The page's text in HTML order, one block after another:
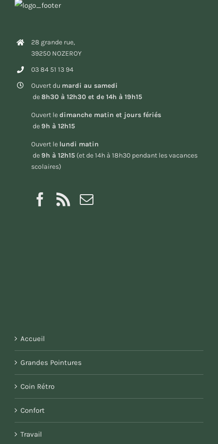
28 grande rue,
39250 NOZEROY
03 84 51 13 94
Ouvert du mardi au samedi
de8h30 à 12h30 et de 14h à 19h15
Ouvert ledimanche matin et jours fériés
de9h à 12h15
Ouvert le lundi matin
de9h à 12h15(et de 14h à 18h30 pendant les vacances
scolaires)
Accueil
Grandes Pointures
Coin Rétro
Confort
Travail